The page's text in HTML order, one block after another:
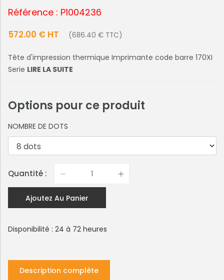
Référence : P1004236
572.00 € HT (686.40 € TTC)
Tête d'impression thermique Imprimante code barre 170XI
Serie LIRE LA SUITE
Options pour ce produit
NOMBRE DE DOTS
Quantité :
Ajoutez Au Panier
Disponibilité : 24 à 72 heures
Description complète